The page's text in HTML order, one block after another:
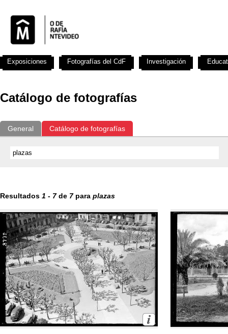
Catálogo de fotografías
General Catálogo de fotografías
Resultados 1 - 7de 7para plazas
Exposiciones Fotografías del CdF Investigación